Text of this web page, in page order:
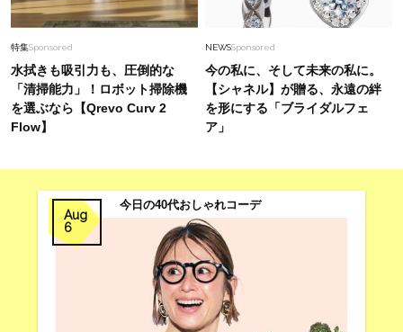
特集Sponsored
水拭きも吸引力も、圧倒的な
「清掃能力」！ロボット掃除機
を選ぶなら【Qrevo Curv 2
Flow】
NEWSSponsored
今の私に、そして未来の私に。
【シャネル】が贈る、永遠の絆
を形にする「ブライダルフェ
ア」
Aug
6
今日の40代おしゃれコーデ